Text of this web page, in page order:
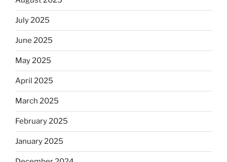
July 2025
June 2025
May 2025
April 2025
March 2025
February 2025
January 2025